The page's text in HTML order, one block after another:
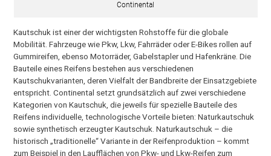
Continental
Kautschuk ist einer der wichtigsten Rohstoffe für die globale
Mobilität. Fahrzeuge wie Pkw, Lkw, Fahrräder oder E-Bikes rollen auf
Gummireifen, ebenso Motorräder, Gabelstapler und Hafenkräne. Die
Bauteile eines Reifens bestehen aus verschiedenen
Kautschukvarianten, deren Vielfalt der Bandbreite der Einsatzgebiete
entspricht. Continental setzt grundsätzlich auf zwei verschiedene
Kategorien von Kautschuk, die jeweils für spezielle Bauteile des
Reifens individuelle, technologische Vorteile bieten: Naturkautschuk
sowie synthetisch erzeugter Kautschuk. Naturkautschuk – die
historisch „traditionelle“ Variante in der Reifenproduktion – kommt
zum Beispiel in den Laufflächen von Pkw- und Lkw-Reifen zum